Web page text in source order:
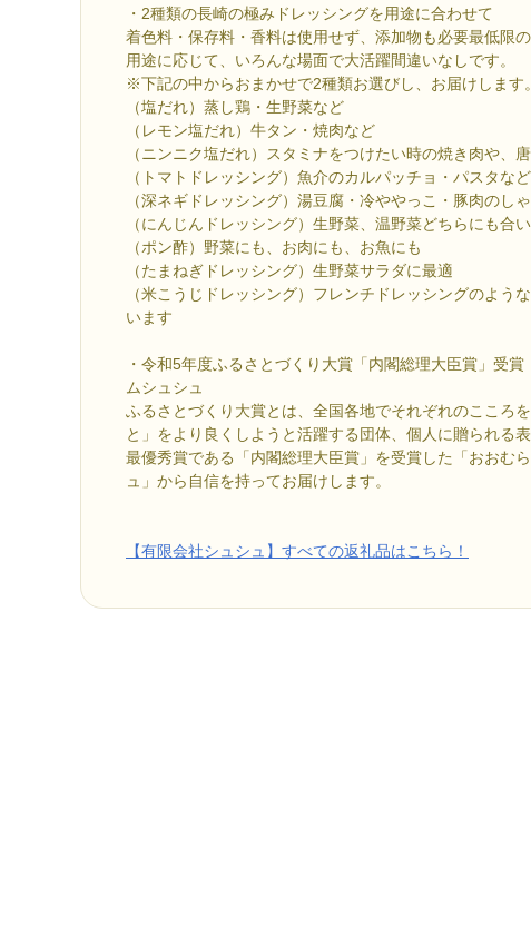
・2種類の長崎の極みドレッシングを用途に合わせて
着色料・保存料・香料は使用せず、添加物も必要最低限の
用途に応じて、いろんな場面で大活躍間違いなしです。
※下記の中からおまかせで2種類お選びし、お届けします。
（塩だれ）蒸し鶏・生野菜など
（レモン塩だれ）牛タン・焼肉など
（ニンニク塩だれ）スタミナをつけたい時の焼き肉や、
（トマトドレッシング）魚介のカルパッチョ・パスタな
（深ネギドレッシング）湯豆腐・冷ややっこ・豚肉のし
（にんじんドレッシング）生野菜、温野菜どちらにも合
（ポン酢）野菜にも、お肉にも、お魚にも
（たまねぎドレッシング）生野菜サラダに最適
（米こうじドレッシング）フレンチドレッシングのよう
います
・令和5年度ふるさとづくり大賞「内閣総理大臣賞」受
ムシュシュ
ふるさとづくり大賞とは、全国各地でそれぞれのこころ
と」をより良くしようと活躍する団体、個人に贈られる表
最優秀賞である「内閣総理大臣賞」を受賞した「おおむ
ュ」から自信を持ってお届けします。
【有限会社シュシュ】すべての返礼品はこちら！